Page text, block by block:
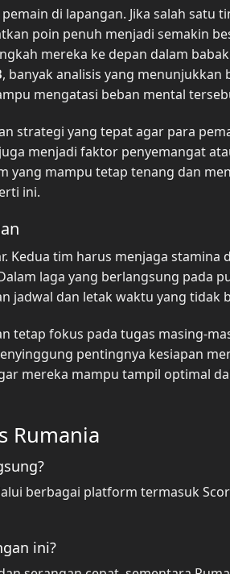
di lapangan. Jika salah satu
poin penuh menjadi semakin
mereka ke depan dalam
, banyak analisis yang menunjukkan
mengatasi beban mental
strategi yang tepat agar para
menjadi faktor penyemangat
yang mampu tetap tenang dan
ini.
Kedua tim harus menjaga stamina
laga yang berlangsung pada
jadwal dan letak waktu yang tidak
tetap fokus pada tugas masing-
pentingnya kesiapan
mereka mampu tampil optimal
Rumania
berbagai platform termasuk
ini?